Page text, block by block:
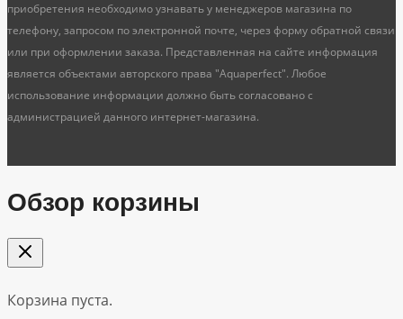
приобретения необходимо узнавать у менеджеров магазина по
телефону, запросом по электронной почте, через форму обратной связи
или при оформлении заказа. Представленная на сайте информация
является объектами авторского права "Aquaperfect". Любое
использование информации должно быть согласовано с
администрацией данного интернет-магазина.
Обзор корзины
Корзина пуста.